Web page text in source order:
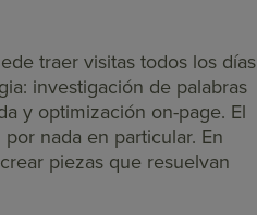
traer visitas todos los días
investigación de palabras
y optimización on-page. El
nada en particular. En
piezas que resuelvan